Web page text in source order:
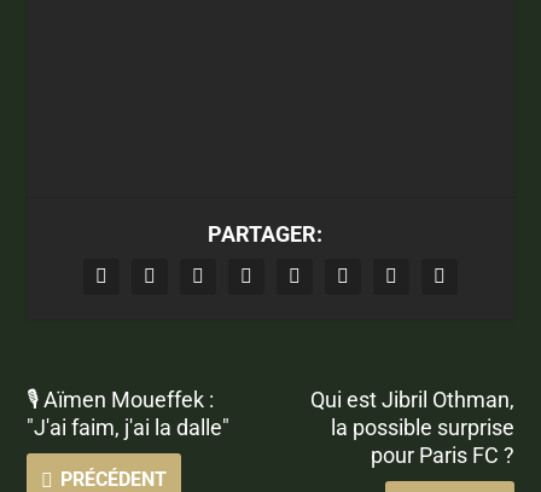
PARTAGER:
🎙 Aïmen Moueffek :
"J'ai faim, j'ai la dalle"
PRÉCÉDENT
Qui est Jibril Othman,
la possible surprise
pour Paris FC ?